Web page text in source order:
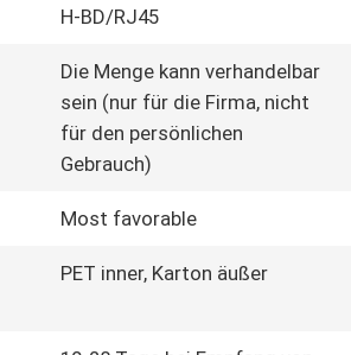
H-BD/RJ45
Die Menge kann verhandelbar
sein (nur für die Firma, nicht
für den persönlichen
Gebrauch)
Most favorable
PET inner, Karton äußer